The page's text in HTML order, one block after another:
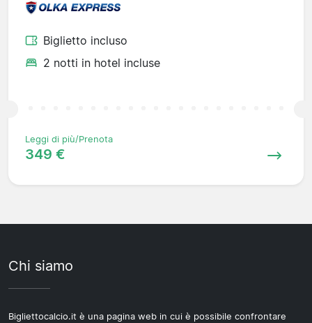
Biglietto incluso
2 notti in hotel incluse
Leggi di più/Prenota
349 €
Chi siamo
Bigliettocalcio.it è una pagina web in cui è possibile confrontare